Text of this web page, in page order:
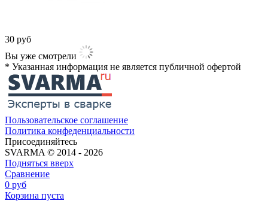
30 руб
Вы уже смотрели
* Указанная информация не является публичной офертой​
Пользовательское соглашение
Политика конфеденциальности
Присоединяйтесь
SVARMA © 2014 - 2026
Подняться вверх
Сравнение
0 руб
Корзина пуста